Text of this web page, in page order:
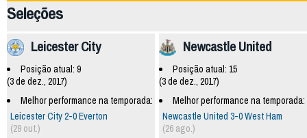
Seleções
Newcastle United
Posição atual: 15
(3 de dez., 2017)
Melhor performance na temporada:
Newcastle United 3-0 West Ham
(26 ago.)
Leicester City
Posição atual: 9
(3 de dez., 2017)
Melhor performance na temporada:
Leicester City 2-0 Everton
(29 out.)